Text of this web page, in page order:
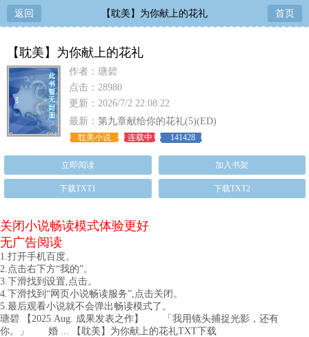
返回 【耽美】为你献上的花礼 首页
【耽美】为你献上的花礼
作者：瑭碧
点击：28980
更新：2026/7/2 22:08:22
最新： 第九章献给你的花礼(5)(ED)
耽美小说 连载中 141428
立即阅读 加入书架
下载TXT1 下载TXT2
关闭小说畅读模式体验更好
无广告阅读
1.打开手机百度。
2.点击右下方“我的”。
3.下滑找到设置,点击。
4.下滑找到“网页小说畅读服务”,点击关闭。
5.最后观看小说就不会弹出畅读模式了。
瑭碧 【2025 Aug. 成果发表之作】 「我用镜头捕捉光影，还有
你。」 婚 ... 【耽美】为你献上的花礼TXT下载